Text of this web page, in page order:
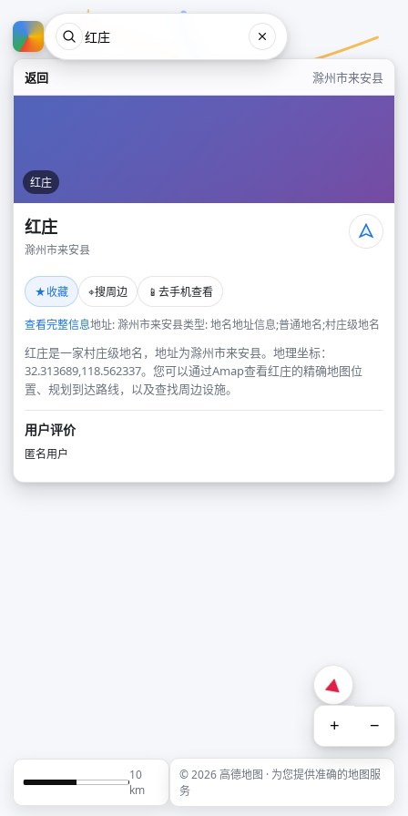
返回 滁州市来安县
红庄
红庄
滁州市来安县
★收藏 ⌖搜周边 📱 去手机查看
查看完整信息地址: 滁州市来安县类型: 地名地址信息;普通地名;村庄级地名
红庄是一家村庄级地名，地址为滁州市来安县。地理坐标：
32.313689,118.562337。您可以通过Amap查看红庄的精确地图位
置、规划到达路线，以及查找周边设施。
用户评价
匿名用户
+ −
10
km
© 2026 高德地图 · 为您提供准确的地图服
务